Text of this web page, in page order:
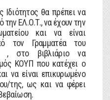
Ιδιότητος θα πρέπει να
την ΕΛ.Ο.Τ., να έχουν την
και να είναι
τον Γραμματέα του
, στο βιβλιάριο να
ΚΟΥΠ που κατέχει ο
να είναι επικυρωμένο
της, ως και να φέρει